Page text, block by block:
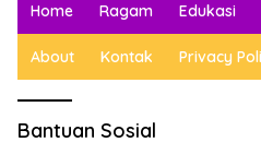
Home Ragam Edukasi
About Kontak Privacy
Bantuan Sosial